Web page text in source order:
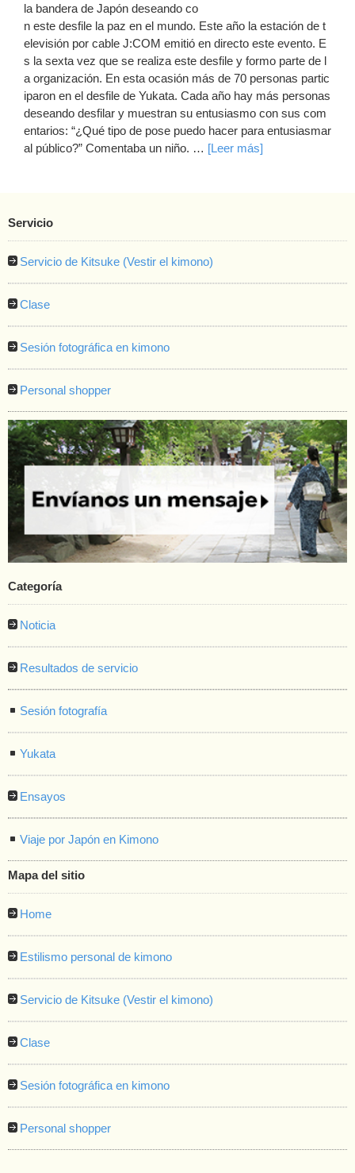
la bandera de Japón deseando co
n este desfile la paz en el mundo. Este año la estación de t
elevisión por cable J:COM emitió en directo este evento. E
s la sexta vez que se realiza este desfile y formo parte de l
a organización. En esta ocasión más de 70 personas partic
iparon en el desfile de Yukata. Cada año hay más personas
deseando desfilar y muestran su entusiasmo con sus com
entarios: “¿Qué tipo de pose puedo hacer para entusiasmar
al público?” Comentaba un niño. … [Leer más]
Servicio
Servicio de Kitsuke (Vestir el kimono)
Clase
Sesión fotográfica en kimono
Personal shopper
Categoría
Noticia
Resultados de servicio
Sesión fotografía
Yukata
Ensayos
Viaje por Japón en Kimono
Mapa del sitio
Home
Estilismo personal de kimono
Servicio de Kitsuke (Vestir el kimono)
Clase
Sesión fotográfica en kimono
Personal shopper